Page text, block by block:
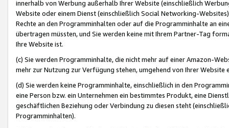
innerhalb von Werbung außerhalb Ihrer Website (einschließlich
Website oder einem Dienst (einschließlich Social Networking-
Rechte an den Programminhalten oder auf die Programminhalte an
übertragen müssten, und Sie werden keine mit Ihrem Partner-Tag
Ihre Website ist.
(c) Sie werden Programminhalte, die nicht mehr auf einer Amazon-
mehr zur Nutzung zur Verfügung stehen, umgehend von Ihrer
(d) Sie werden keine Programminhalte, einschließlich in den
eine Person bzw. ein Unternehmen ein bestimmtes Produkt, eine
geschäftlichen Beziehung oder Verbindung zu diesen steht
Programminhalten).